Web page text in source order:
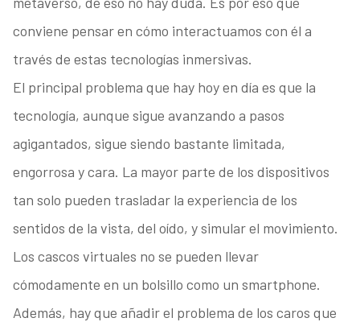
conviene pensar en cómo interactuamos con él a
través de estas tecnologías inmersivas.
El principal problema que hay hoy en día es que la
tecnología, aunque sigue avanzando a pasos
agigantados, sigue siendo bastante limitada,
engorrosa y cara. La mayor parte de los dispositivos
tan solo pueden trasladar la experiencia de los
sentidos de la vista, del oído, y simular el movimiento.
Los cascos virtuales no se pueden llevar
cómodamente en un bolsillo como un smartphone.
Además, hay que añadir el problema de los caros que